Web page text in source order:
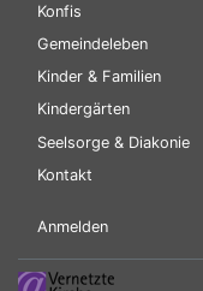
Konfis
Gemeindeleben
Kinder & Familien
Kindergärten
Seelsorge & Diakonie
Kontakt
Benutzermenü
Anmelden